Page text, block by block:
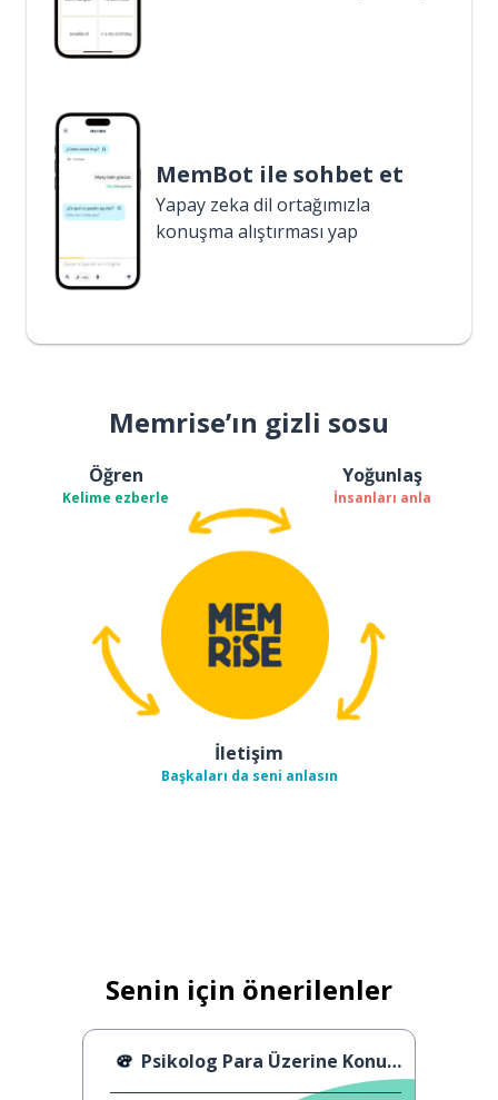
MemBot ile sohbet et
Yapay zeka dil ortağımızla
konuşma alıştırması yap
Memrise’ın gizli sosu
Öğren
Kelime ezberle
Yoğunlaş
İnsanları anla
İletişim
Başkaları da seni anlasın
Senin için önerilenler
Psikolog Para Üzerine Konuşuyor